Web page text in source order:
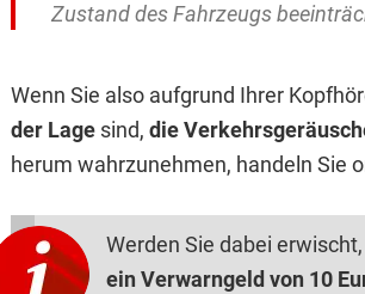
Zustand des Fahrzeugs
Wenn Sie also aufgrund Ihrer
der Lagesind, die
herum wahrzunehmen, handeln Sie
Werden Sie dabei
ein Verwarngeld von 10